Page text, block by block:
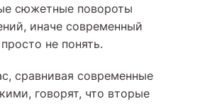
сюжетные повороты
иначе современный
не понять.
сравнивая современные
говорят, что вторые